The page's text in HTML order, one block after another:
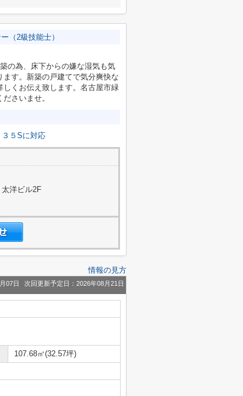
（2級技能士）
の為、床下からの嫌な湿気も気
す。新築の戸建てで気分爽快な
くお伝え致します。名古屋市緑
さいませ。
３５Sに対応
洋ビル2F
情報の見方
07日 次回更新予定日：2026年08月21日
107.68㎡(32.57坪)